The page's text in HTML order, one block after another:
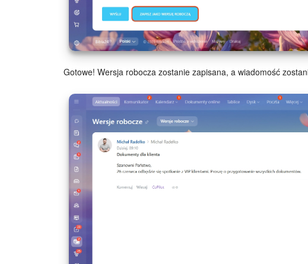
Gotowe! Wersja robocza zostanie zapisana, a wiadomość